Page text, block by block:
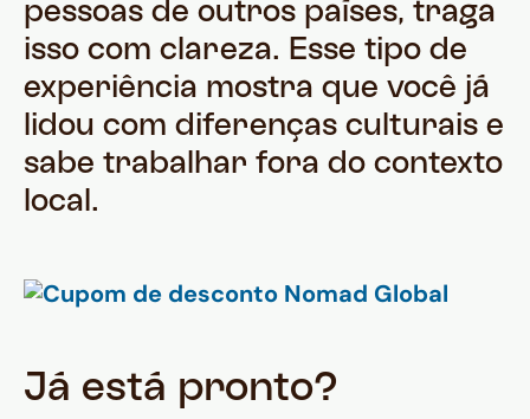
pessoas de outros países, traga
isso com clareza. Esse tipo de
experiência mostra que você já
lidou com diferenças culturais e
sabe trabalhar fora do contexto
local.
Já está pronto?